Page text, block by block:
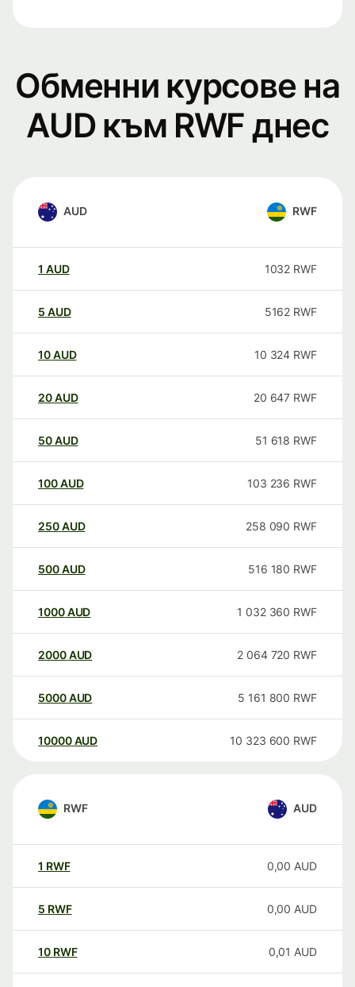
Обменни курсове на
AUD към RWF днес
AUD RWF
1 AUD 1032 RWF
5 AUD 5162 RWF
10AUD 10 324 RWF
20AUD 20 647 RWF
50AUD 51 618 RWF
100AUD 103 236 RWF
250AUD 258 090 RWF
500AUD 516 180 RWF
1000AUD 1 032 360 RWF
2000AUD 2 064 720 RWF
5000AUD 5 161 800 RWF
10000 AUD 10 323 600 RWF
RWF AUD
1 RWF 0,00 AUD
5 RWF 0,00 AUD
10 RWF 0,01 AUD